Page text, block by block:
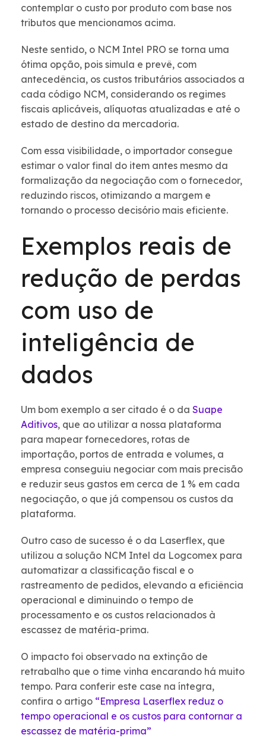
contemplar o custo por produto com base nos
tributos que mencionamos acima.
Neste sentido, o NCM Intel PRO se torna uma
ótima opção, pois simula e prevê, com
antecedência, os custos tributários associados a
cada código NCM, considerando os regimes
fiscais aplicáveis, alíquotas atualizadas e até o
estado de destino da mercadoria.
Com essa visibilidade, o importador consegue
estimar o valor final do item antes mesmo da
formalização da negociação com o fornecedor,
reduzindo riscos, otimizando a margem e
tornando o processo decisório mais eficiente.
Exemplos reais de
redução de perdas
com uso de
inteligência de
dados
Um bom exemplo a ser citado é o da Suape
Aditivos, que ao utilizar a nossa plataforma
para mapear fornecedores, rotas de
importação, portos de entrada e volumes, a
empresa conseguiu negociar com mais precisão
e reduzir seus gastos em cerca de 1 % em cada
negociação, o que já compensou os custos da
plataforma.
Outro caso de sucesso é o da Laserflex, que
utilizou a solução NCM Intel da Logcomex para
automatizar a classificação fiscal e o
rastreamento de pedidos, elevando a eficiência
operacional e diminuindo o tempo de
processamento e os custos relacionados à
escassez de matéria-prima.
O impacto foi observado na extinção de
retrabalho que o time vinha encarando há muito
tempo. Para conferir este case na íntegra,
confira o artigo “Empresa Laserflex reduz o
tempo operacional e os custos para contornar a
escassez de matéria-prima”